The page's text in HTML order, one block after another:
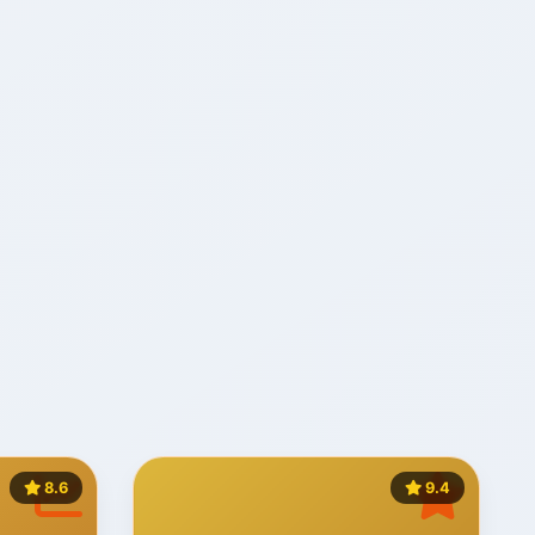
8.6 9.4